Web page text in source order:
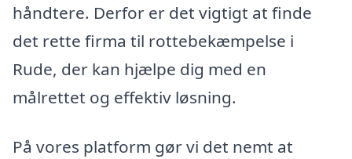
håndtere. Derfor er det vigtigt at finde
det rette firma til rottebekæmpelse i
Rude, der kan hjælpe dig med en
målrettet og effektiv løsning.
På vores platform gør vi det nemt at